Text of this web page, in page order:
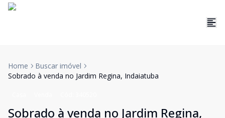
Home
Buscar imóvel
Sobrado à venda no Jardim Regina, Indaiatuba
Sobrado à venda no Jardim Regina,